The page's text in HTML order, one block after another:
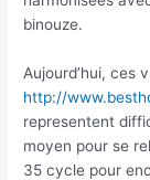
binouze.
Aujourd’hui, ces
http://
representent
moyen pour se
35 cycle pour